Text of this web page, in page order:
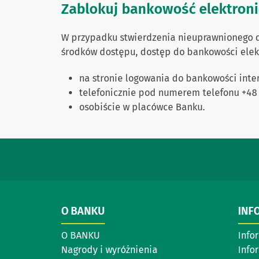
Zablokuj bankowość
W przypadku stwierdzenia nieuprawnionego
środków dostępu, dostęp do bankowości
na stronie logowania do bankowości
telefonicznie pod numerem telefonu +48
osobiście w placówce Banku.
O BANKU
O BANKU
Nagrody i wyróżnienia